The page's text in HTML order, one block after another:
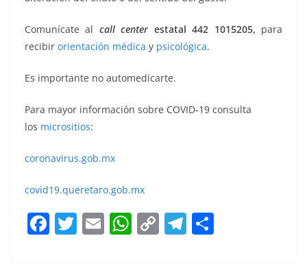
Comunícate al call center estatal 442 1015205, para
recibir orientación médica y psicológica.
Es importante no automedicarte.
Para mayor información sobre COVID-19 consulta
los micrositios:
coronavirus.gob.mx
covid19.queretaro.gob.mx
F T E W C T